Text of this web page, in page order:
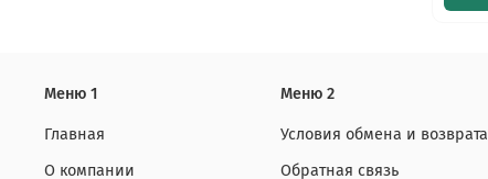
Меню 1
Главная
О компании
Меню 2
Условия обмена и возврата
Обратная связь